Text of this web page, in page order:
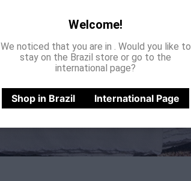
Welcome!
We noticed that you are in
. Would you like to
stay on the Brazil store or go to the
international page?
Shop in Brazil International Page